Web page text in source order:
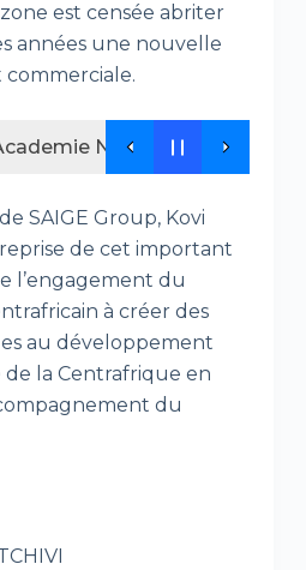
est censée abriter
années une nouvelle
NEDEL Africa , un
SAIGE Group, Kovi
de cet important
l’engagement du
à créer des
au développement
la Centrafrique en
du